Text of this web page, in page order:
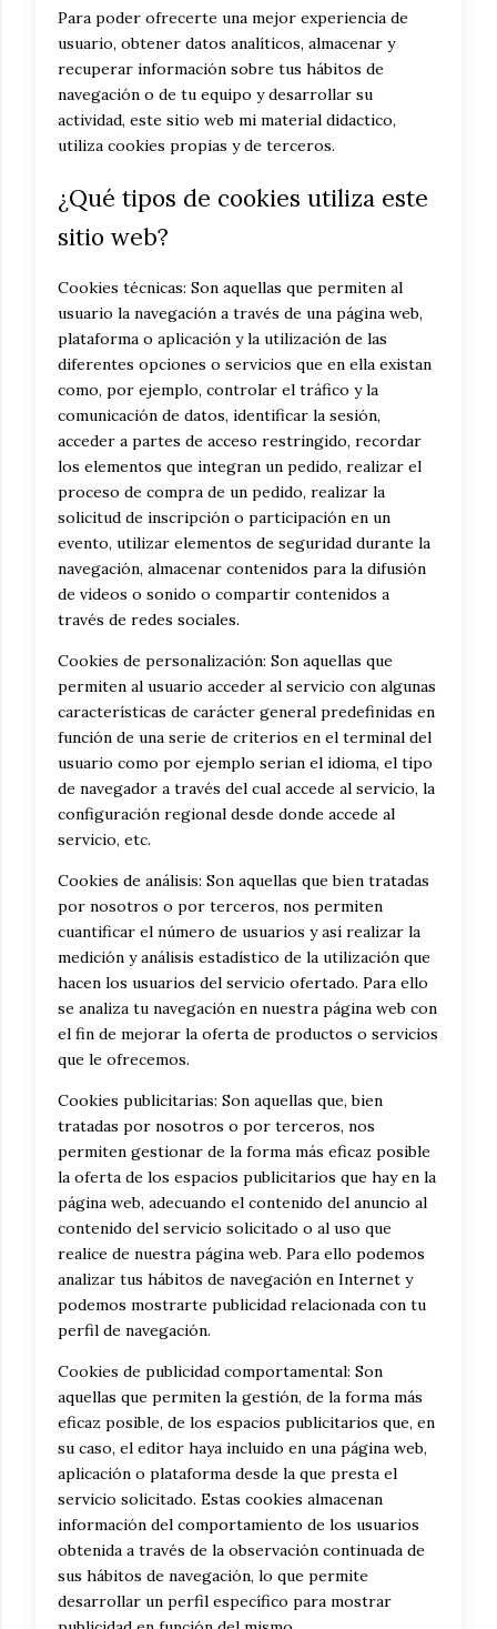
Para poder ofrecerte una mejor experiencia de
usuario, obtener datos analíticos, almacenar y
recuperar información sobre tus hábitos de
navegación o de tu equipo y desarrollar su
actividad, este sitio web mi material didactico,
utiliza cookies propias y de terceros.
¿Qué tipos de cookies utiliza este
sitio web?
Cookies técnicas: Son aquellas que permiten al
usuario la navegación a través de una página web,
plataforma o aplicación y la utilización de las
diferentes opciones o servicios que en ella existan
como, por ejemplo, controlar el tráfico y la
comunicación de datos, identificar la sesión,
acceder a partes de acceso restringido, recordar
los elementos que integran un pedido, realizar el
proceso de compra de un pedido, realizar la
solicitud de inscripción o participación en un
evento, utilizar elementos de seguridad durante la
navegación, almacenar contenidos para la difusión
de videos o sonido o compartir contenidos a
través de redes sociales.
Cookies de personalización: Son aquellas que
permiten al usuario acceder al servicio con algunas
características de carácter general predefinidas en
función de una serie de criterios en el terminal del
usuario como por ejemplo serian el idioma, el tipo
de navegador a través del cual accede al servicio, la
configuración regional desde donde accede al
servicio, etc.
Cookies de análisis: Son aquellas que bien tratadas
por nosotros o por terceros, nos permiten
cuantificar el número de usuarios y así realizar la
medición y análisis estadístico de la utilización que
hacen los usuarios del servicio ofertado. Para ello
se analiza tu navegación en nuestra página web con
el fin de mejorar la oferta de productos o servicios
que le ofrecemos.
Cookies publicitarias: Son aquellas que, bien
tratadas por nosotros o por terceros, nos
permiten gestionar de la forma más eficaz posible
la oferta de los espacios publicitarios que hay en la
página web, adecuando el contenido del anuncio al
contenido del servicio solicitado o al uso que
realice de nuestra página web. Para ello podemos
analizar tus hábitos de navegación en Internet y
podemos mostrarte publicidad relacionada con tu
perfil de navegación.
Cookies de publicidad comportamental: Son
aquellas que permiten la gestión, de la forma más
eficaz posible, de los espacios publicitarios que, en
su caso, el editor haya incluido en una página web,
aplicación o plataforma desde la que presta el
servicio solicitado. Estas cookies almacenan
información del comportamiento de los usuarios
obtenida a través de la observación continuada de
sus hábitos de navegación, lo que permite
desarrollar un perfil específico para mostrar